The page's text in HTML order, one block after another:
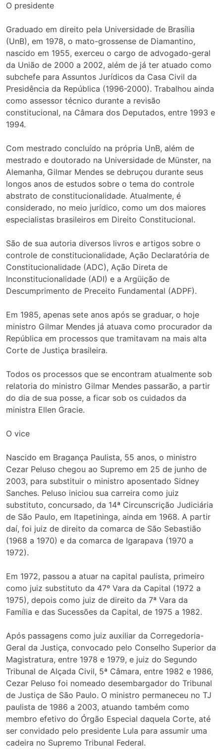
O presidente
Graduado em direito pela Universidade de Brasília
(UnB), em 1978, o mato-grossense de Diamantino,
nascido em 1955, exerceu o cargo de advogado-geral
da União de 2000 a 2002, além de já ter atuado como
subchefe para Assuntos Jurídicos da Casa Civil da
Presidência da República (1996-2000). Trabalhou ainda
como assessor técnico durante a revisão
constitucional, na Câmara dos Deputados, entre 1993 e
1994.
Com mestrado concluído na própria UnB, além de
mestrado e doutorado na Universidade de Münster, na
Alemanha, Gilmar Mendes se debruçou durante seus
longos anos de estudos sobre o tema do controle
abstrato de constitucionalidade. Atualmente, é
considerado, no meio jurídico, como um dos maiores
especialistas brasileiros em Direito Constitucional.
São de sua autoria diversos livros e artigos sobre o
controle de constitucionalidade, Ação Declaratória de
Constitucionalidade (ADC), Ação Direta de
Inconstitucionalidade (ADI) e a Argüição de
Descumprimento de Preceito Fundamental (ADPF).
Em 1985, apenas sete anos após se graduar, o hoje
ministro Gilmar Mendes já atuava como procurador da
República em processos que tramitavam na mais alta
Corte de Justiça brasileira.
Todos os processos que se encontram atualmente sob
relatoria do ministro Gilmar Mendes passarão, a partir
do dia de sua posse, a ficar sob os cuidados da
ministra Ellen Gracie.
O vice
Nascido em Bragança Paulista, 55 anos, o ministro
Cezar Peluso chegou ao Supremo em 25 de junho de
2003, para substituir o ministro aposentado Sidney
Sanches. Peluso iniciou sua carreira como juiz
substituto, concursado, da 14ª Circunscrição Judiciária
de São Paulo, em Itapetininga, ainda em 1968. A partir
daí, foi juiz de direito da comarca de São Sebastião
(1968 a 1970) e da comarca de Igarapava (1970 a
1972).
Em 1972, passou a atuar na capital paulista, primeiro
como juiz substituto da 47º Vara da Capital (1972 a
1975), depois como juiz de direito da 7ª Vara da
Família e das Sucessões da Capital, de 1975 a 1982.
Após passagens como juiz auxiliar da Corregedoria-
Geral da Justiça, convocado pelo Conselho Superior da
Magistratura, entre 1978 e 1979, e juiz do Segundo
Tribunal de Alçada Civil, 5ª Câmara, entre 1982 e 1986,
Cezar Peluso foi nomeado desembargador do Tribunal
de Justiça de São Paulo. O ministro permaneceu no TJ
paulista de 1986 a 2003, atuando também como
membro efetivo do Órgão Especial daquela Corte, até
ser convidado pelo presidente Lula para assumir uma
cadeira no Supremo Tribunal Federal.